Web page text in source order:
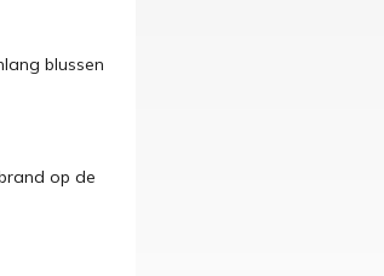
blussen
op de